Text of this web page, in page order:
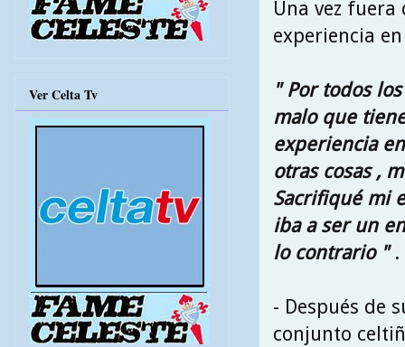
Una vez fuera
experiencia
" Por todos
malo que
experiencia
otras cosas ,
Sacrifiqué mi
iba a ser un
lo contrario ".
- Después de
conjunto
Ver Celta Tv